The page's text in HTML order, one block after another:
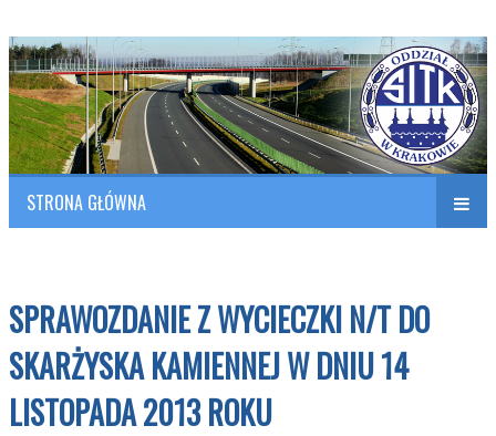
SITK RP Oddział w KRAKOWIE
Polish Association of Engineers & Technicians of Transportation
STRONA GŁÓWNA
SPRAWOZDANIE Z WYCIECZKI N/T DO
SKARŻYSKA KAMIENNEJ W DNIU 14
LISTOPADA 2013 ROKU